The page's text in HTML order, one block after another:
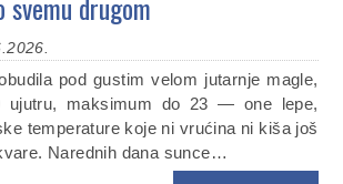
pod gustim velom jutarnje magle,
ujutru, maksimum do 23 — one lepe,
temperature koje ni vrućina ni kiša još
Narednih dana sunce…